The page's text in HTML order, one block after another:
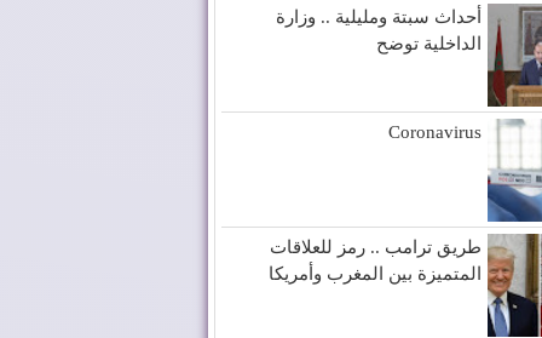
أحداث سبتة ومليلية .. وزارة
الداخلية توضح
Coronavirus
طريق ترامب .. رمز للعلاقات
المتميزة بين المغرب وأمريكا